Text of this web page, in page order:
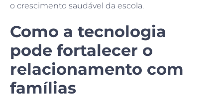
o crescimento saudável da escola.
Como a tecnologia
pode fortalecer o
relacionamento com
famílias